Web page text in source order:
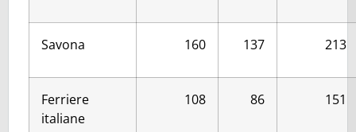
Savona 160 137 213
Ferriere
italiane
108 86 151